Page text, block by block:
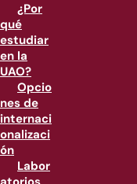
¿Por
qué
estudiar
en la
UAO?
Opcio
nes de
internaci
onalizaci
ón
Labor